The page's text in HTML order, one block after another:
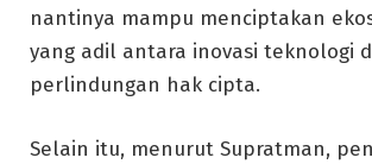
nantinya mampu menciptakan
yang adil antara inovasi teknologi
perlindungan hak cipta.
Selain itu, menurut Supratman,